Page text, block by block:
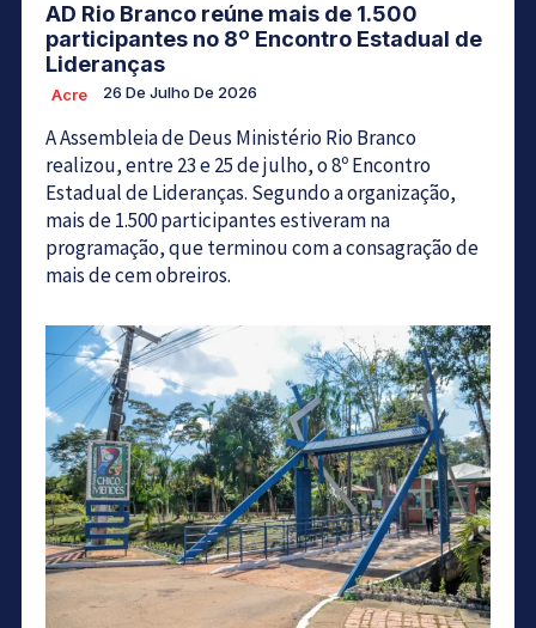
AD Rio Branco reúne mais de 1.500
participantes no 8º Encontro Estadual de
Lideranças
Acre 26 De Julho De 2026
A Assembleia de Deus Ministério Rio Branco
realizou, entre 23 e 25 de julho, o 8º Encontro
Estadual de Lideranças. Segundo a organização,
mais de 1.500 participantes estiveram na
programação, que terminou com a consagração de
mais de cem obreiros.